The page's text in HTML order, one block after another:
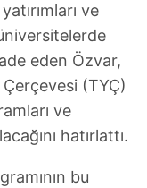
ve
eden Özvar,
(TYÇ)
ve
hatırlattı.
bu